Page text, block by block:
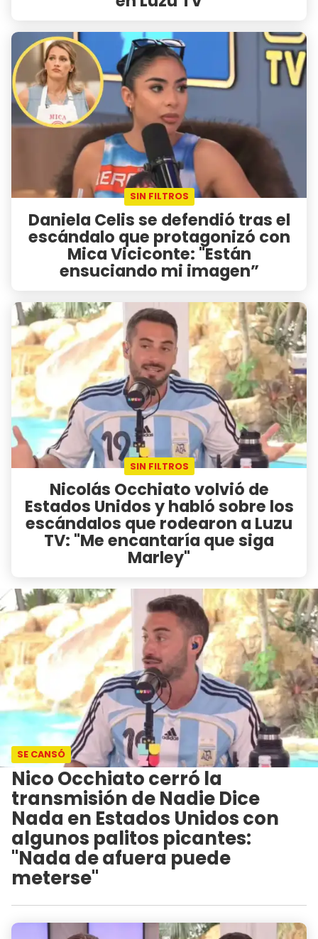
SIN FILTROS
Daniela Celis se defendió tras el
escándalo que protagonizó con
Mica Viciconte: "Están
ensuciando mi imagen”
SIN FILTROS
Nicolás Occhiato volvió de
Estados Unidos y habló sobre los
escándalos que rodearon a Luzu
TV: "Me encantaría que siga
Marley"
SE CANSÓ
Nico Occhiato cerró la
transmisión de Nadie Dice
Nada en Estados Unidos con
algunos palitos picantes:
"Nada de afuera puede
meterse"